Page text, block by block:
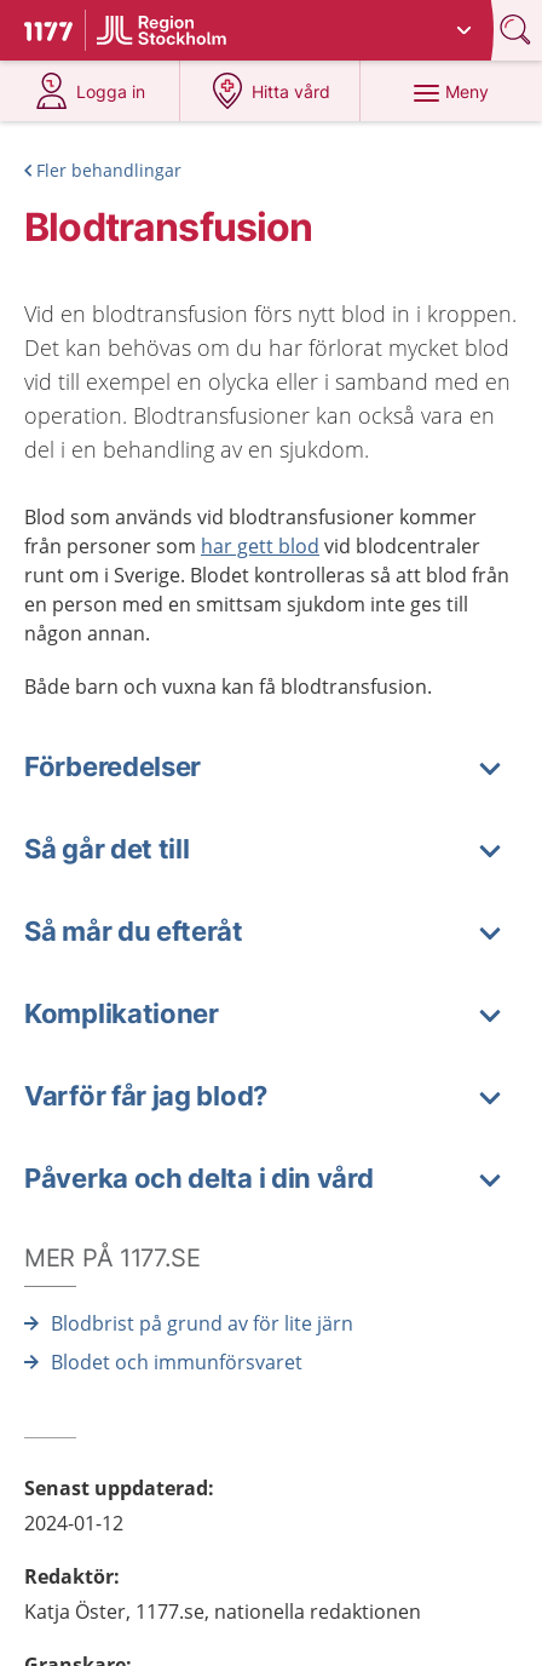
Till startsidan för 1177
Du har valt region
Logga in
på 1177.se
Hitta vård
på 1177.se
Meny
Fler behandlingar
Blodtransfusion
Vid en blodtransfusion förs nytt blod in i kroppen.
Det kan behövas om du har förlorat mycket blod
vid till exempel en olycka eller i samband med en
operation. Blodtransfusioner kan också vara en
del i en behandling av en sjukdom.
Blod som används vid blodtransfusioner kommer
från personer som har gett blod vid blodcentraler
runt om i Sverige. Blodet kontrolleras så att blod från
en person med en smittsam sjukdom inte ges till
någon annan.
Både barn och vuxna kan få blodtransfusion.
Förberedelser
Så går det till
Så mår du efteråt
Komplikationer
Varför får jag blod?
Påverka och delta i din vård
MER PÅ 1177.SE
Blodbrist på grund av för lite järn
Blodet och immunförsvaret
Senast uppdaterad:
2024-01-12
Redaktör:
Katja Öster, 1177.se, nationella redaktionen